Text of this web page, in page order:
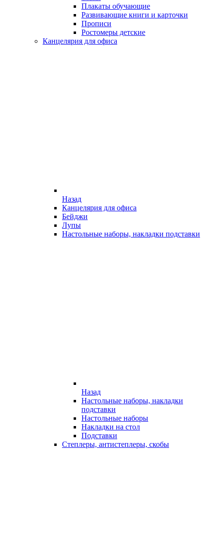
Плакаты обучающие
Развивающие книги и карточки
Прописи
Ростомеры детские
Канцелярия для офиса
Назад
Канцелярия для офиса
Бейджи
Лупы
Настольные наборы, накладки подставки
Назад
Настольные наборы, накладки
подставки
Настольные наборы
Накладки на стол
Подставки
Степлеры, антистеплеры, скобы